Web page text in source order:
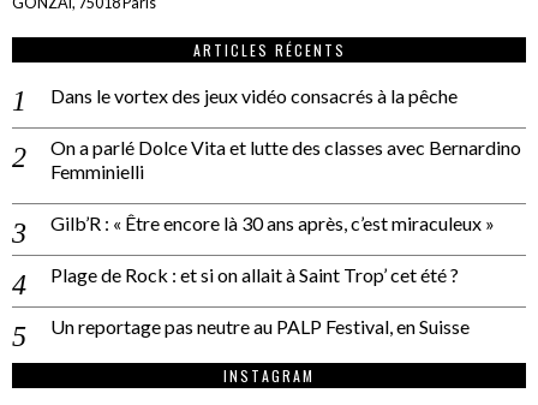
ARTICLES RÉCENTS
Dans le vortex des jeux vidéo consacrés à la pêche
On a parlé Dolce Vita et lutte des classes avec Bernardino
Femminielli
Gilb’R : « Être encore là 30 ans après, c’est miraculeux »
Plage de Rock : et si on allait à Saint Trop’ cet été ?
Un reportage pas neutre au PALP Festival, en Suisse
INSTAGRAM